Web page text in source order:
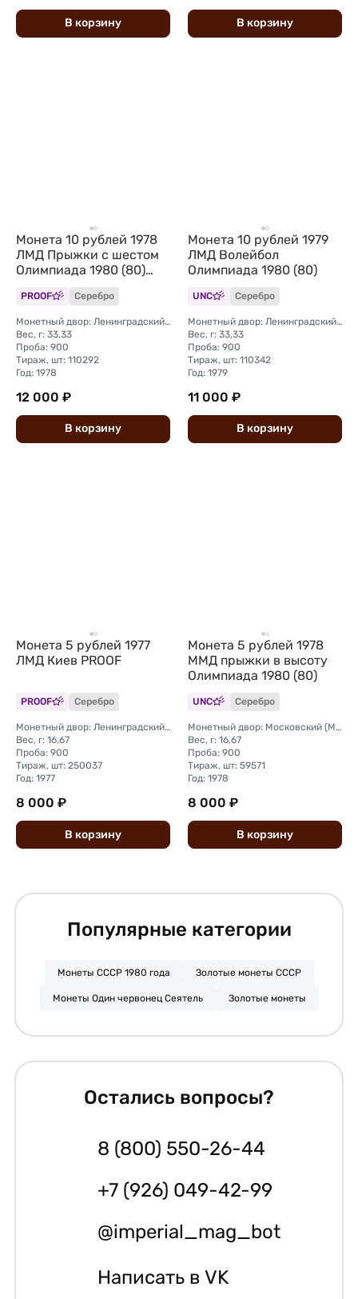
В корзину В корзину
Монета 10 рублей 1978
ЛМД Прыжки с шестом
Олимпиада 1980 (80)
PROOF Серебро
Монетный двор: Ленинградский (ЛМД)
Вес, г: 33,33
Проба: 900
Тираж, шт: 110292
Год: 1978
12 000 ₽
В корзину
Монета 10 рублей 1979
ЛМД Волейбол
Олимпиада 1980 (80)
UNC Серебро
Монетный двор: Ленинградский (ЛМД)
Вес, г: 33,33
Проба: 900
Тираж, шт: 110342
Год: 1979
11 000 ₽
В корзину
Монета 5 рублей 1977
ЛМД Киев PROOF
PROOF Серебро
Монетный двор: Ленинградский (ЛМД)
Вес, г: 16,67
Проба: 900
Тираж, шт: 250037
Год: 1977
8 000 ₽
В корзину
Монета 5 рублей 1978
ММД прыжки в высоту
Олимпиада 1980 (80)
UNC Серебро
Монетный двор: Московский (ММД)
Вес, г: 16,67
Проба: 900
Тираж, шт: 59571
Год: 1978
8 000 ₽
В корзину
Популярные категории
Монеты СССР 1980 года Золотые монеты СССР
Монеты Один червонец Сеятель Золотые монеты
Остались вопросы?
8 (800) 550-26-44
+7 (926) 049-42-99
@imperial_mag_bot
Написать в VK